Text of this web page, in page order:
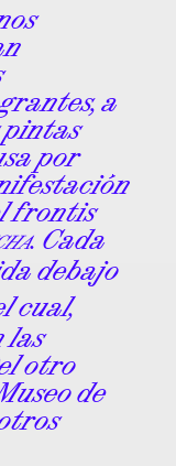
a
pintas
por
frontis
. Cada
debajo
cual,
las
otro
de